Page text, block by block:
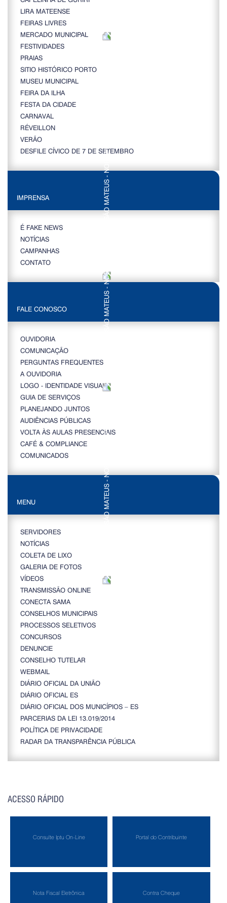
LIRA MATEENSE
FEIRAS LIVRES
MERCADO MUNICIPAL
FESTIVIDADES
PRAIAS
SITIO HISTÓRICO PORTO
MUSEU MUNICIPAL
FEIRA DA ILHA
FESTA DA CIDADE
CARNAVAL
RÉVEILLON
VERÃO
DESFILE CÍVICO DE 7 DE SETEMBRO
IMPRENSA
É FAKE NEWS
NOTÍCIAS
CAMPANHAS
CONTATO
FALE CONOSCO
OUVIDORIA
COMUNICAÇÃO
PERGUNTAS FREQUENTES
A OUVIDORIA
LOGO - IDENTIDADE VISUAL
GUIA DE SERVIÇOS
PLANEJANDO JUNTOS
AUDIÊNCIAS PÚBLICAS
VOLTA ÀS AULAS PRESENCIAIS
CAFÉ & COMPLIANCE
COMUNICADOS
MENU
SERVIDORES
NOTÍCIAS
COLETA DE LIXO
GALERIA DE FOTOS
VÍDEOS
TRANSMISSÃO ONLINE
CONECTA SAMA
CONSELHOS MUNICIPAIS
PROCESSOS SELETIVOS
CONCURSOS
DENUNCIE
CONSELHO TUTELAR
WEBMAIL
DIÁRIO OFICIAL DA UNIÃO
DIÁRIO OFICIAL ES
DIÁRIO OFICIAL DOS MUNICÍPIOS – ES
PARCERIAS DA LEI 13.019/2014
POLÍTICA DE PRIVACIDADE
RADAR DA TRANSPARÊNCIA PÚBLICA
ACESSO RÁPIDO
Consulte Iptu On-Line Portal do Contribuinte
Nota Fiscal Eletrônica Contra Cheque